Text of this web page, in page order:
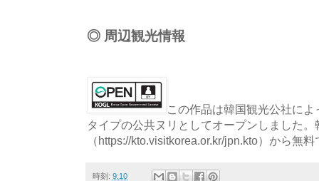
◎ 周辺観光情報
この作品は韓国観光公社に
タイプの公共ヌリとしてオープンしました。
（https://kto.visitkorea.or.kr/jpn.kto）から無
時刻: 9:10